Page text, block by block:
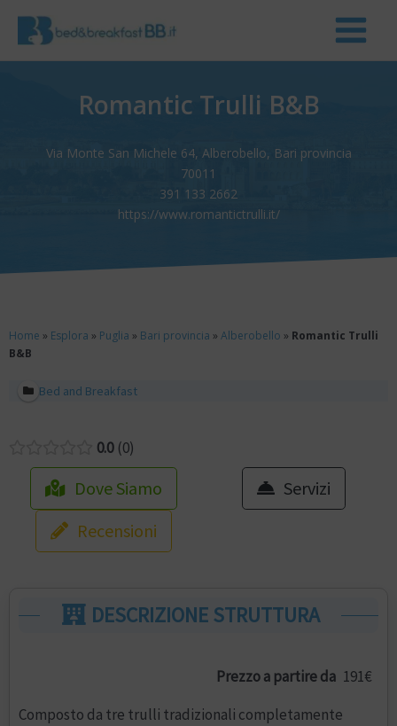
Romantic Trulli B&B
Via Monte San Michele 64, Alberobello, Bari provincia
70011
391 133 2662
https://www.romantictrulli.it/
Home » Esplora » Puglia » Bari provincia » Alberobello » Romantic Trulli
B&B
Bed and Breakfast
0.0 0
Dove Siamo
Servizi
Recensioni
DESCRIZIONE STRUTTURA
Prezzo a partire da 191€
Composto da tre trulli tradizionali completamente